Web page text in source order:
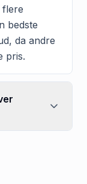
flere
bedste
da andre
pris.